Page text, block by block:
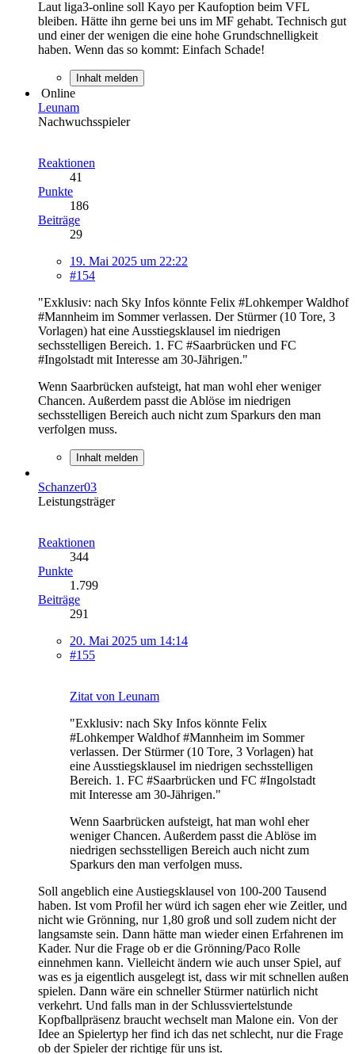
Laut liga3-online soll Kayo per Kaufoption beim VFL
bleiben. Hätte ihn gerne bei uns im MF gehabt. Technisch gut
und einer der wenigen die eine hohe Grundschnelligkeit
haben. Wenn das so kommt: Einfach Schade!
Inhalt melden
Online
Leunam
Nachwuchsspieler
Reaktionen
41
Punkte
186
Beiträge
29
19. Mai 2025 um 22:22
#154
"Exklusiv: nach Sky Infos könnte Felix #Lohkemper Waldhof
#Mannheim im Sommer verlassen. Der Stürmer (10 Tore, 3
Vorlagen) hat eine Ausstiegsklausel im niedrigen
sechsstelligen Bereich. 1. FC #Saarbrücken und FC
#Ingolstadt mit Interesse am 30-Jährigen."
Wenn Saarbrücken aufsteigt, hat man wohl eher weniger
Chancen. Außerdem passt die Ablöse im niedrigen
sechsstelligen Bereich auch nicht zum Sparkurs den man
verfolgen muss.
Inhalt melden
Schanzer03
Leistungsträger
Reaktionen
344
Punkte
1.799
Beiträge
291
20. Mai 2025 um 14:14
#155
Zitat von Leunam
"Exklusiv: nach Sky Infos könnte Felix
#Lohkemper Waldhof #Mannheim im Sommer
verlassen. Der Stürmer (10 Tore, 3 Vorlagen) hat
eine Ausstiegsklausel im niedrigen sechsstelligen
Bereich. 1. FC #Saarbrücken und FC #Ingolstadt
mit Interesse am 30-Jährigen."
Wenn Saarbrücken aufsteigt, hat man wohl eher
weniger Chancen. Außerdem passt die Ablöse im
niedrigen sechsstelligen Bereich auch nicht zum
Sparkurs den man verfolgen muss.
Soll angeblich eine Austiegsklausel von 100-200 Tausend
haben. Ist vom Profil her würd ich sagen eher wie Zeitler, und
nicht wie Grönning, nur 1,80 groß und soll zudem nicht der
langsamste sein. Dann hätte man wieder einen Erfahrenen im
Kader. Nur die Frage ob er die Grönning/Paco Rolle
einnehmen kann. Vielleicht ändern wie auch unser Spiel, auf
was es ja eigentlich ausgelegt ist, dass wir mit schnellen außen
spielen. Dann wäre ein schneller Stürmer natürlich nicht
verkehrt. Und falls man in der Schlussviertelstunde
Kopfballpräsenz braucht wechselt man Malone ein. Von der
Idee an Spielertyp her find ich das net schlecht, nur die Frage
ob der Spieler der richtige für uns ist.